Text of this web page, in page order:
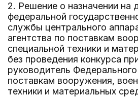
2. Решение о назначении на
федеральной
службы центрального
агентства по поставкам
специальной техники и
без проведения конкурса
руководитель Федерального
поставкам вооружения,
техники и материальных